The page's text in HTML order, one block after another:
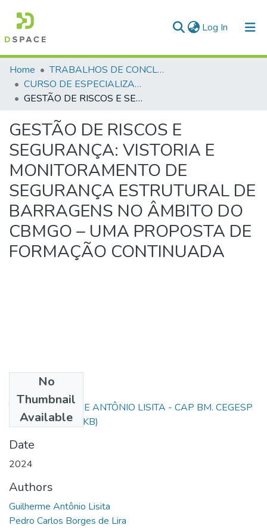
Log In (current)
Communities & Collections
All of DSpace
Home
TRABALHOS DE CONCLUSÃO DE CURSO - CEGESP (CURSO DE ESPECIALIZAÇÃO EM GERENCIAMENTO EM SEGURANÇA PÚBLICA)
CURSO DE ESPECIALIZAÇÃO EM GERENCIAMENTO EM SEGURANÇA PÚBLICA - CEGESP - 2024
GESTÃO DE RISCOS E SEGURANÇA: VISTORIA E MONITORAMENTO DE SEGURANÇA ESTRUTURAL DE BARRAGENS NO ÂMBITO DO CBMGO – UMA PROPOSTA DE FORMAÇÃO CONTINUADA
GESTÃO DE RISCOS E
SEGURANÇA: VISTORIA E
MONITORAMENTO DE
SEGURANÇA ESTRUTURAL DE
BARRAGENS NO ÂMBITO DO
CBMGO – UMA PROPOSTA DE
FORMAÇÃO CONTINUADA
No
Thumbnail
Available
TCC - GUILHERME ANTÔNIO LISITA - CAP BM. CEGESP
(Final).pdf(819.6 KB)
Date
2024
Authors
Guilherme Antônio Lisita
Pedro Carlos Borges de Lira